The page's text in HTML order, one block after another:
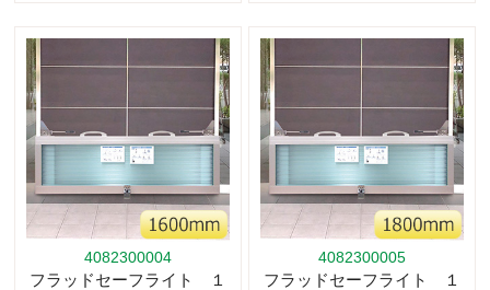
4082300004
フラッドセーフライト １
4082300005
フラッドセーフライト １